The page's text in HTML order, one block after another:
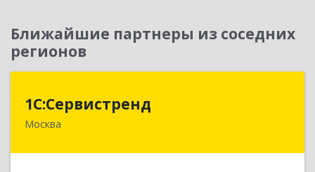
Ближайшие партнеры из соседних
регионов
1С:Сервистренд
Москва
107023, Москва г, Семёновский пер, дом № 15,